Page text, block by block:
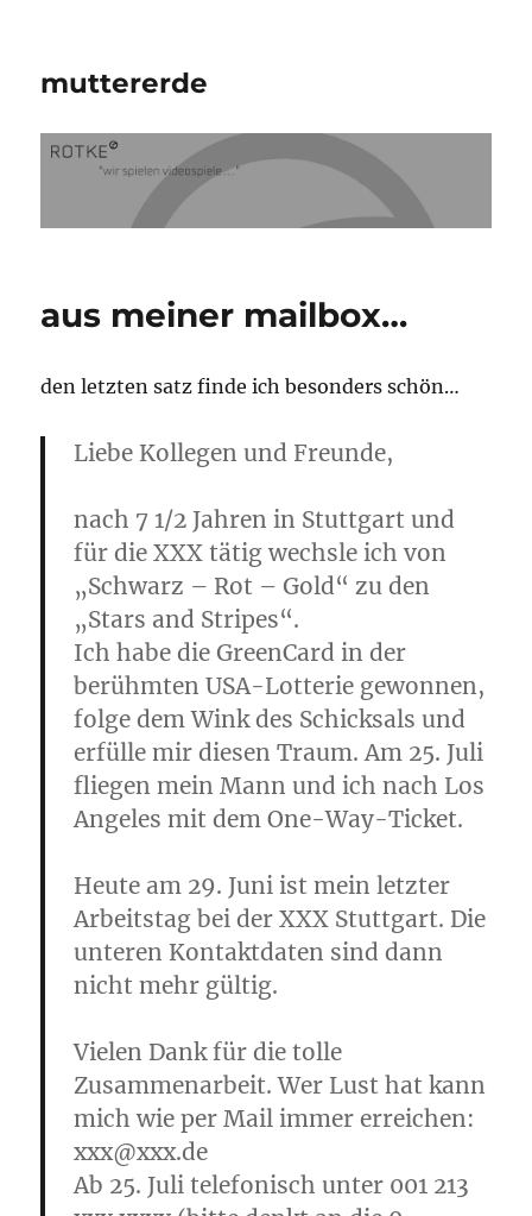
muttererde
aus meiner mailbox…
den letzten satz finde ich besonders schön…
Liebe Kollegen und Freunde,
nach 7 1/2 Jahren in Stuttgart und
für die XXX tätig wechsle ich von
„Schwarz – Rot – Gold“ zu den
„Stars and Stripes“.
Ich habe die GreenCard in der
berühmten USA-Lotterie gewonnen,
folge dem Wink des Schicksals und
erfülle mir diesen Traum. Am 25. Juli
fliegen mein Mann und ich nach Los
Angeles mit dem One-Way-Ticket.
Heute am 29. Juni ist mein letzter
Arbeitstag bei der XXX Stuttgart. Die
unteren Kontaktdaten sind dann
nicht mehr gültig.
Vielen Dank für die tolle
Zusammenarbeit. Wer Lust hat kann
mich wie per Mail immer erreichen:
xxx@xxx.de
Ab 25. Juli telefonisch unter 001 213